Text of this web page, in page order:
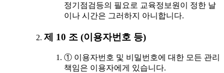
정기점검등의 필요로 교육정보원이 정한 날
이나 시간은 그러하지 아니합니다.
제 10 조 (이용자번호 등)
① 이용자번호 및 비밀번호에 대한 모든 관리
책임은 이용자에게 있습니다.